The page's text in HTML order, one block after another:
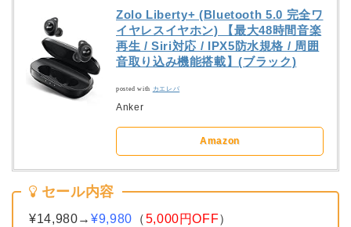
Zolo Liberty+ (Bluetooth 5.0 完全ワ
イヤレスイヤホン) 【最大48時間音楽
再生 / Siri対応 / IPX5防水規格 / 周囲
音取り込み機能搭載】(ブラック)
posted with カエレバ
Anker
Amazon
セール内容
¥14,980→¥9,980 （5,000円OFF）